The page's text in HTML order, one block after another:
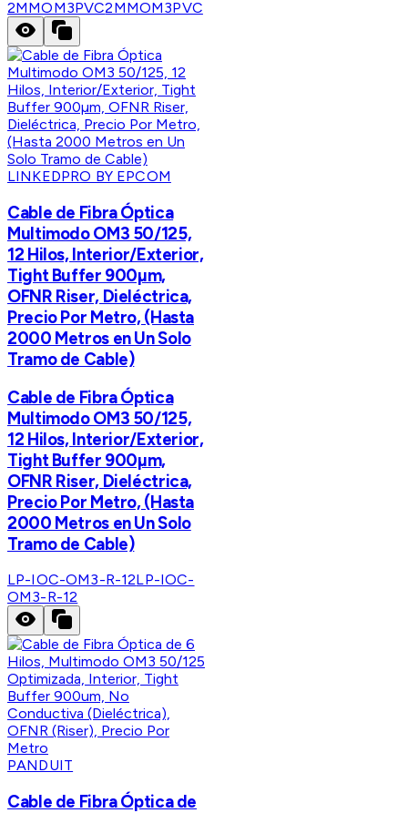
2MMOM3PVC2MMOM3PVC
LINKEDPRO BY EPCOM
Cable de Fibra Óptica
Multimodo OM3 50/125,
12 Hilos, Interior/Exterior,
Tight Buffer 900µm,
OFNR Riser, Dieléctrica,
Precio Por Metro, (Hasta
2000 Metros en Un Solo
Tramo de Cable)
Cable de Fibra Óptica
Multimodo OM3 50/125,
12 Hilos, Interior/Exterior,
Tight Buffer 900µm,
OFNR Riser, Dieléctrica,
Precio Por Metro, (Hasta
2000 Metros en Un Solo
Tramo de Cable)
LP-IOC-OM3-R-12LP-IOC-
OM3-R-12
PANDUIT
Cable de Fibra Óptica de